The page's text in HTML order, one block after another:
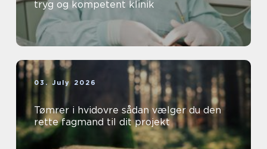
tryg og kompetent klinik
03. July 2026
Tømrer i hvidovre sådan vælger du den
rette fagmand til dit projekt